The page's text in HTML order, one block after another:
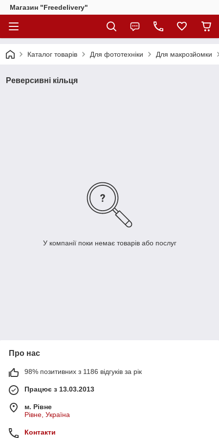
Магазин "Freedelivery"
Каталог товарів Для фототехніки Для макрозйомки
Реверсивні кільця
У компанії поки немає товарів або послуг
Про нас
98% позитивних з 1186 відгуків за рік
Працює з 13.03.2013
м. Рівне
Рівне, Україна
Контакти